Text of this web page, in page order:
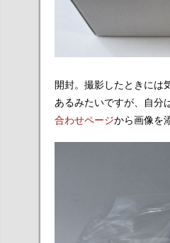
開封。撮影したときには
あるみたいですが、自分
合わせページから画像を